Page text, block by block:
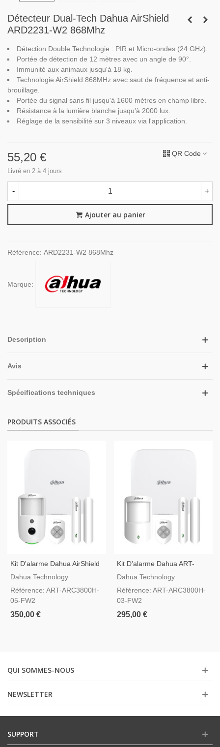
Détecteur Dual-Tech Dahua AirShield
ARD2231-W2 868Mhz
Détection Double Technologie : PIR et Micro-ondes (24 GHz).
Portée de détection de 12 mètres avec un angle de 90°.
Immunité aux animaux jusqu'à 18 kg.
Technologie AirShield 868MHz avec saut de fréquence et anti-
brouillage.
Portée du signal sans fil jusqu'à 1600 mètres en champ libre.
Résistance à la lumière blanche jusqu'à 2000 lux.
Réglage de la sensibilité sur 3 niveaux via l'application.
55,20 €
Livré en 2 à 4 jours
QR Code
- +
Ajouter au panier
Référence: ARD2231-W2 868Mhz
Marque:
Description
Avis
Spécifications techniques
PRODUITS ASSOCIÉS
Kit D'alarme Dahua AirShield
ART-ARC3800H-05-FW2
Dahua Technology
Référence: ART-ARC3800H-
05-FW2
350,00 €
Kit D'alarme Dahua ART-
ARC3800H-03-FW2
Dahua Technology
Référence: ART-ARC3800H-
03-FW2
295,00 €
QUI SOMMES-NOUS
NEWSLETTER
SUPPORT